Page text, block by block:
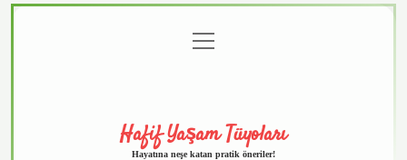
menüyü
aç
Hafif Yaşam Tüyoları
Hayatına neşe katan pratik öneriler!